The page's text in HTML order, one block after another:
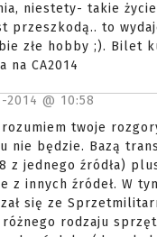
niestety- takie
przeszkodą.. to
złe hobby ;). Bilet
na CA2014
2014 @ 10:58
twoje
nie będzie. Bazą
z jednego źródła)
z innych źródeł. W
się ze
rodzaju